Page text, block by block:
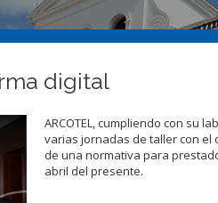
digital
ARCOTEL, cumpliendo con su
varias jornadas de taller con
de una normativa para
abril del presente.